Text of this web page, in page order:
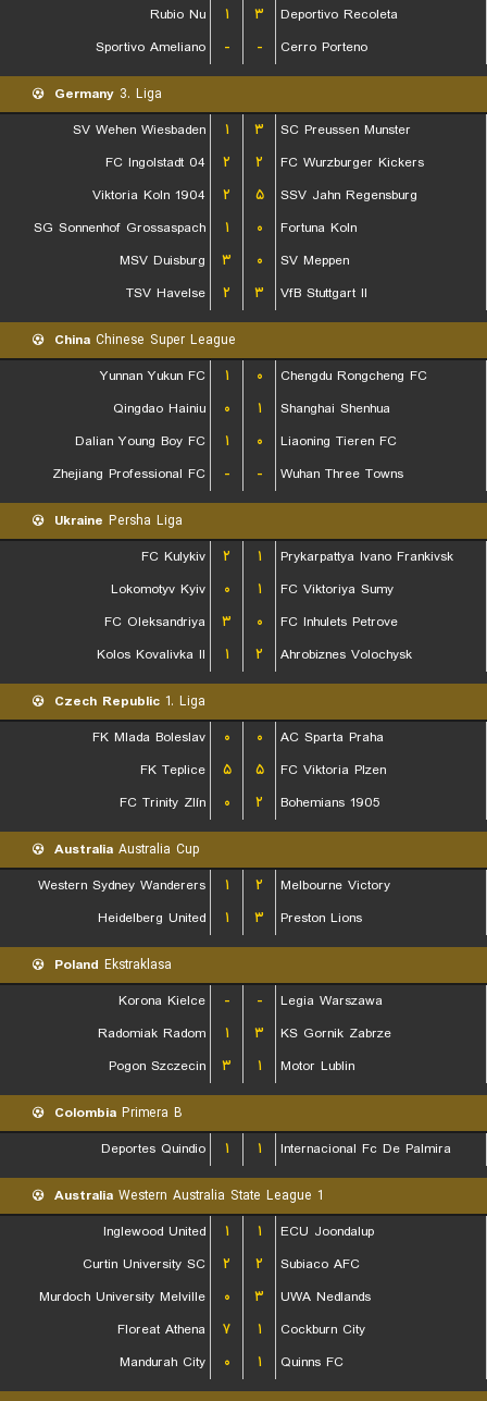
Rubio Nu
۱ ۳
Deportivo Recoleta
Sportivo Ameliano
- - Cerro Porteno
Germany 3. Liga
SV Wehen Wiesbaden
۱ ۳
SC Preussen Munster
FC Ingolstadt 04
۲ ۲
FC Wurzburger Kickers
Viktoria Koln 1904
۲ ۵
SSV Jahn Regensburg
SG Sonnenhof Grossaspach
۱ ۰
Fortuna Koln
MSV Duisburg
۳ ۰
SV Meppen
TSV Havelse
۲ ۳ VfB Stuttgart II
China Chinese Super League
Yunnan Yukun FC
۱ ۰
Chengdu Rongcheng FC
Qingdao Hainiu
۰ ۱
Shanghai Shenhua
Dalian Young Boy FC
۱ ۰
Liaoning Tieren FC
Zhejiang Professional FC
- - Wuhan Three Towns
Ukraine Persha Liga
FC Kulykiv
۲ ۱
Prykarpattya Ivano Frankivsk
Lokomotyv Kyiv
۰ ۱
FC Viktoriya Sumy
FC Oleksandriya
۳ ۰
FC Inhulets Petrove
Kolos Kovalivka II
۱ ۲ Ahrobiznes Volochysk
Czech Republic 1. Liga
FK Mlada Boleslav
۰ ۰
AC Sparta Praha
FK Teplice
۵ ۵
FC Viktoria Plzen
FC Trinity Zlín
۰ ۲ Bohemians 1905
Australia Australia Cup
Western Sydney Wanderers
۱ ۲
Melbourne Victory
Heidelberg United
۱ ۳ Preston Lions
Poland Ekstraklasa
Korona Kielce
- -
Legia Warszawa
Radomiak Radom
۱ ۳
KS Gornik Zabrze
Pogon Szczecin
۳ ۱ Motor Lublin
Colombia Primera B
Deportes Quindio
۱ ۱ Internacional Fc De Palmira
Australia Western Australia State League 1
Inglewood United
۱ ۱
ECU Joondalup
Curtin University SC
۲ ۲
Subiaco AFC
Murdoch University Melville
۰ ۳
UWA Nedlands
Floreat Athena
۷ ۱
Cockburn City
Mandurah City
۰ ۱ Quinns FC